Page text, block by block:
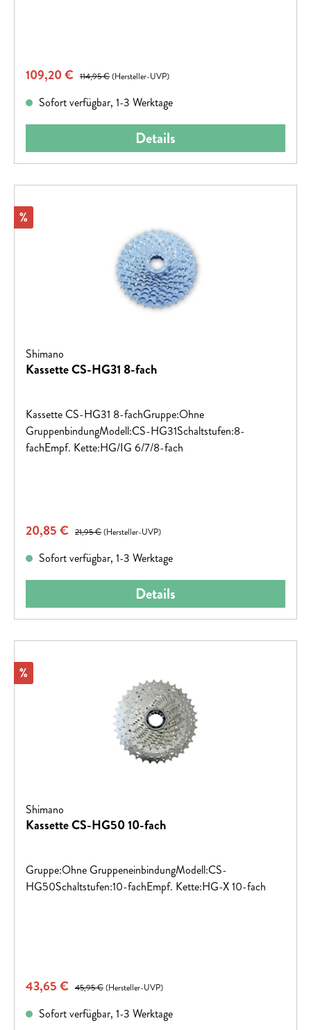
Verkaufspreis:
109,20 € Regulärer Preis:
114,95 €(Hersteller-UVP)
Sofort verfügbar, 1-3 Werktage
Details
Rabatt
%
Shimano
Kassette CS-HG31 8-fach
Kassette CS-HG31 8-fachGruppe:Ohne
GruppenbindungModell:CS-HG31Schaltstufen:8-
fachEmpf. Kette:HG/IG 6/7/8-fach
Verkaufspreis:
20,85 € Regulärer Preis:
21,95 €(Hersteller-UVP)
Sofort verfügbar, 1-3 Werktage
Details
Rabatt
%
Shimano
Kassette CS-HG50 10-fach
Gruppe:Ohne GruppeneinbindungModell:CS-
HG50Schaltstufen:10-fachEmpf. Kette:HG-X 10-fach
Verkaufspreis:
43,65 € Regulärer Preis:
45,95 €(Hersteller-UVP)
Sofort verfügbar, 1-3 Werktage